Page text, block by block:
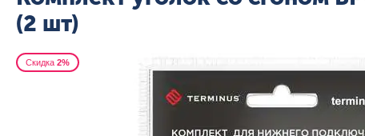
(2 шт)
Скидка 2%